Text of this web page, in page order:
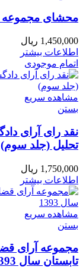
محشای مجموعه
1,450,000 ریال
اطلاعات بیشتر
اتمام موجودی
مشاهده سریع
بستن
نقد رای آرای
تحلیل (جلد سوم)
1,750,000 ریال
اطلاعات بیشتر
مشاهده سریع
بستن
مجموعه آرای
تابستان سال 1393